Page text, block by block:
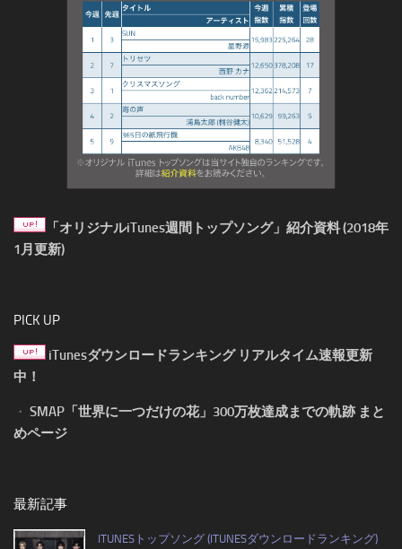
「オリジナルiTunes週間トップソング」紹介資料 (2018年
1月更新)
PICK UP
iTunesダウンロードランキング リアルタイム速報更新
中！
・ SMAP「世界に一つだけの花」300万枚達成までの軌跡 まと
めページ
最新記事
ITUNESトップソング (ITUNESダウンロードランキング)